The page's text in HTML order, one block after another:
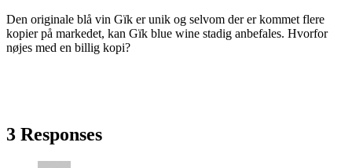
Den originale blå vin Gïk er unik og selvom der er kommet flere
kopier på markedet, kan Gïk blue wine stadig anbefales. Hvorfor
nøjes med en billig kopi?
3 Responses